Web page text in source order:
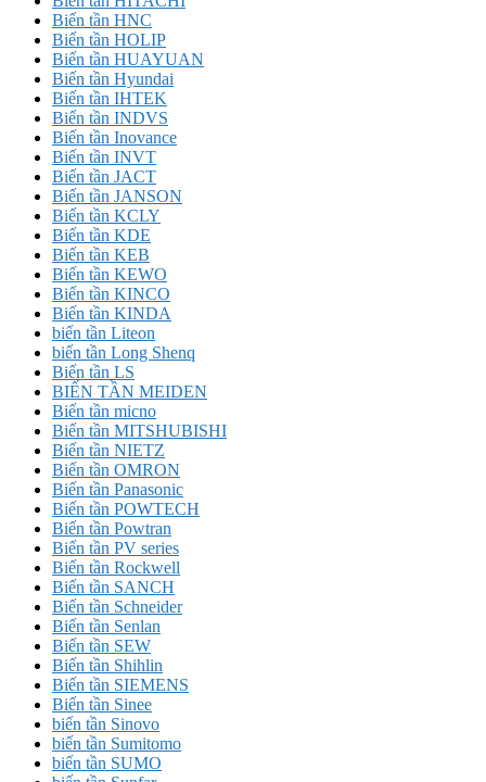
Biến tần HNC
Biến tần HOLIP
Biến tần HUAYUAN
Biến tần Hyundai
Biến tần IHTEK
Biến tần INDVS
Biến tần Inovance
Biến tần INVT
Biến tần JACT
Biến tần JANSON
Biến tần KCLY
Biến tần KDE
Biến tần KEB
Biến tần KEWO
Biến tần KINCO
Biến tần KINDA
biến tần Liteon
biến tần Long Shenq
Biến tần LS
BIẾN TẦN MEIDEN
Biến tần micno
Biến tần MITSHUBISHI
Biến tần NIETZ
Biến tần OMRON
Biến tần Panasonic
Biến tần POWTECH
Biến tần Powtran
Biến tần PV series
Biến tần Rockwell
Biến tần SANCH
Biến tần Schneider
Biến tần Senlan
Biến tần SEW
Biến tần Shihlin
Biến tần SIEMENS
Biến tần Sinee
biến tần Sinovo
biến tần Sumitomo
biến tần SUMO